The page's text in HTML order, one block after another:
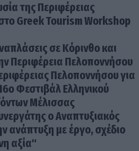
της Περιφέρειας
Greek Tourism Workshop
σε Κόρινθο και
Περιφέρεια Πελοποννήσου
Πελοποννήσου για
Φεστιβάλ Ελληνικού
Μέλισσας
o Αναπτυξιακός
ανάπτυξη με έργο, σχέδιο
αξία"